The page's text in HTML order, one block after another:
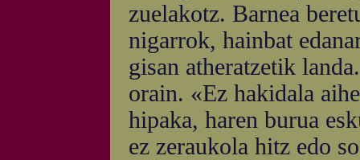
zuelakotz. Barnea
nigarrok, hainbat
gisan atheratzetik
orain. «Ez hakidala
hipaka, haren burua
ez zeraukola hitz edo